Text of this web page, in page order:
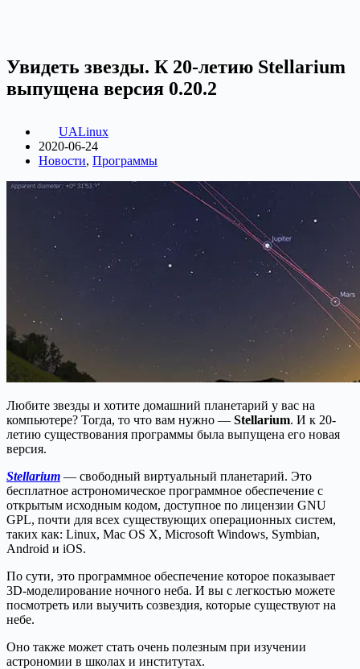
Увидеть звезды. К 20-летию Stellarium
выпущена версия 0.20.2
UALinux
2020-06-24
Новости, Программы
Любите звезды и хотите домашний планетарий у вас на
компьютере? Тогда, то что вам нужно — Stellarium. И к 20-
летию существования программы была выпущена его новая
версия.
Stellarium — свободный виртуальный планетарий. Это
бесплатное астрономическое программное обеспечение с
открытым исходным кодом, доступное по лицензии GNU
GPL, почти для всех существующих операционных систем,
таких как: Linux, Mac OS X, Microsoft Windows, Symbian,
Android и iOS.
По сути, это программное обеспечение которое показывает
3D-моделирование ночного неба. И вы с легкостью можете
посмотреть или выучить созвездия, которые существуют на
небе.
Оно также может стать очень полезным при изучении
астрономии в школах и институтах.